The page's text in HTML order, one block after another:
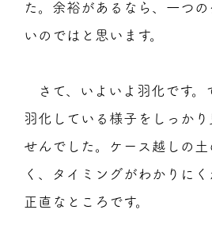
た。余裕があるなら、一つ
いのではと思います。
さて、いよいよ羽化です。
羽化している様子をしっかり
せんでした。ケース越しの土
く、タイミングがわかりに
正直なところです。